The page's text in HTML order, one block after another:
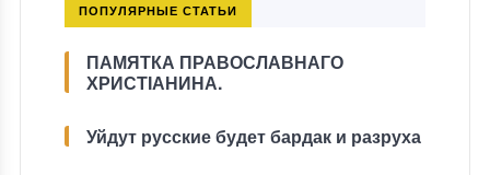
ПОПУЛЯРНЫЕ СТАТЬИ
ПАМЯТКА ПРАВОСЛАВНАГО
ХРИСТІАНИНА.
Уйдут русские будет бардак и разруха